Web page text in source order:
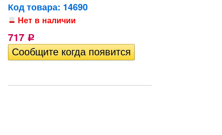
Код товара: 14690
Нет в наличии
717 Р